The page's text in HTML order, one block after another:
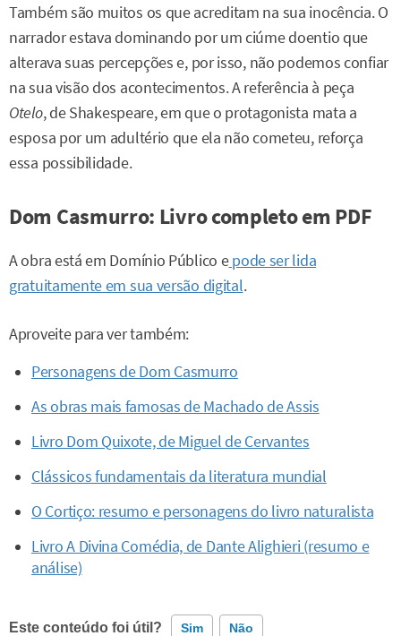
Também são muitos os que acreditam na sua inocência. O
narrador estava dominando por um ciúme doentio que
alterava suas percepções e, por isso, não podemos confiar
na sua visão dos acontecimentos. A referência à peça
Otelo, de Shakespeare, em que o protagonista mata a
esposa por um adultério que ela não cometeu, reforça
essa possibilidade.
Dom Casmurro: Livro completo em PDF
A obra está em Domínio Público epode ser lida
gratuitamente em sua versão digital.
Aproveite para ver também:
Personagens de Dom Casmurro
As obras mais famosas de Machado de Assis
Livro Dom Quixote, de Miguel de Cervantes
Clássicos fundamentais da literatura mundial
O Cortiço: resumo e personagens do livro naturalista
Livro A Divina Comédia, de Dante Alighieri (resumo e
análise)
Este conteúdo foi útil? Sim Não